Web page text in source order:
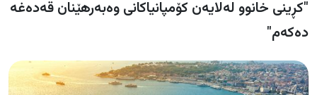
"کڕینی خانوو لەلایەن کۆمپانیاکانی وەبەرهێنان قەدەغە
دەکەم"